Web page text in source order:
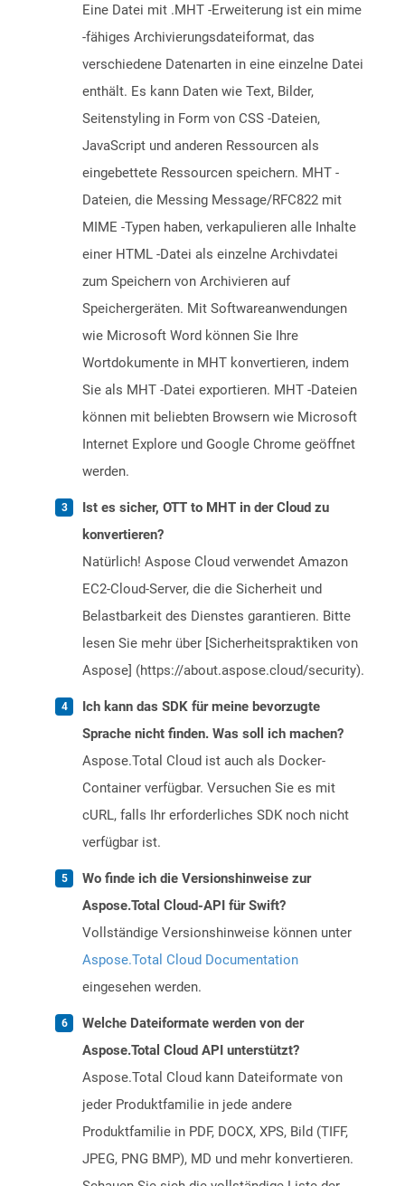
Eine Datei mit .MHT -Erweiterung ist ein mime
-fähiges Archivierungsdateiformat, das
verschiedene Datenarten in eine einzelne Datei
enthält. Es kann Daten wie Text, Bilder,
Seitenstyling in Form von CSS -Dateien,
JavaScript und anderen Ressourcen als
eingebettete Ressourcen speichern. MHT -
Dateien, die Messing Message/RFC822 mit
MIME -Typen haben, verkapulieren alle Inhalte
einer HTML -Datei als einzelne Archivdatei
zum Speichern von Archivieren auf
Speichergeräten. Mit Softwareanwendungen
wie Microsoft Word können Sie Ihre
Wortdokumente in MHT konvertieren, indem
Sie als MHT -Datei exportieren. MHT -Dateien
können mit beliebten Browsern wie Microsoft
Internet Explore und Google Chrome geöffnet
werden.
Ist es sicher, OTT to MHT in der Cloud zu
konvertieren?
Natürlich! Aspose Cloud verwendet Amazon
EC2-Cloud-Server, die die Sicherheit und
Belastbarkeit des Dienstes garantieren. Bitte
lesen Sie mehr über [Sicherheitspraktiken von
Aspose] (https://about.aspose.cloud/security).
Ich kann das SDK für meine bevorzugte
Sprache nicht finden. Was soll ich machen?
Aspose.Total Cloud ist auch als Docker-
Container verfügbar. Versuchen Sie es mit
cURL, falls Ihr erforderliches SDK noch nicht
verfügbar ist.
Wo finde ich die Versionshinweise zur
Aspose.Total Cloud-API für Swift?
Vollständige Versionshinweise können unter
Aspose.Total Cloud Documentation
eingesehen werden.
Welche Dateiformate werden von der
Aspose.Total Cloud API unterstützt?
Aspose.Total Cloud kann Dateiformate von
jeder Produktfamilie in jede andere
Produktfamilie in PDF, DOCX, XPS, Bild (TIFF,
JPEG, PNG BMP), MD und mehr konvertieren.